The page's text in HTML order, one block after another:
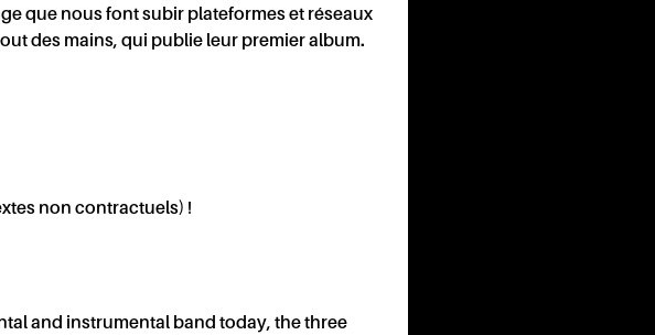
que nous font subir plateformes et réseaux
des mains, qui publie leur premier album.
non contractuels) !
and instrumental band today, the three